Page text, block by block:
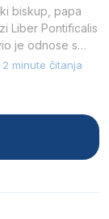
biskup, papa
Liber Pontificalis
je odnose s
2 minute čitanja